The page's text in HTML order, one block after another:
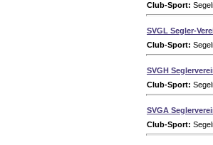
Club-Sport:
SVGL Segler-
Club-Sport:
SVGH
Club-Sport:
SVGA
Club-Sport: